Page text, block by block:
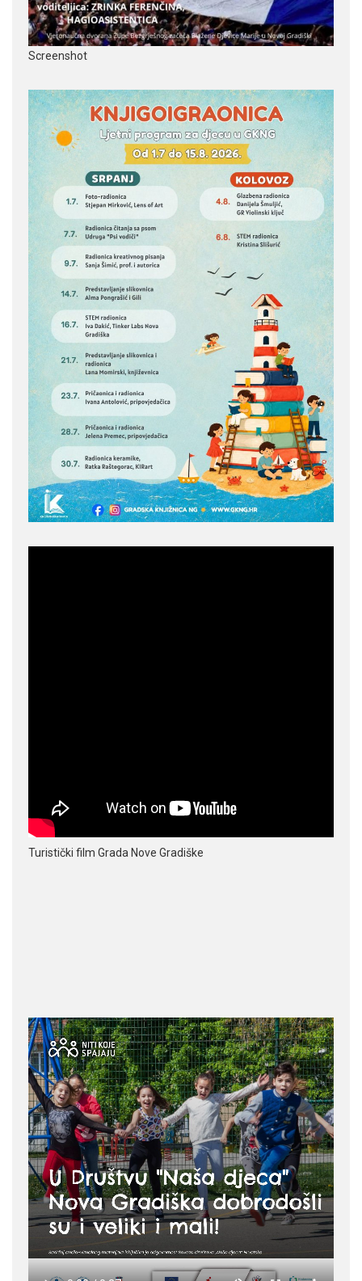
Screenshot
Turistički film Grada Nove Gradiške